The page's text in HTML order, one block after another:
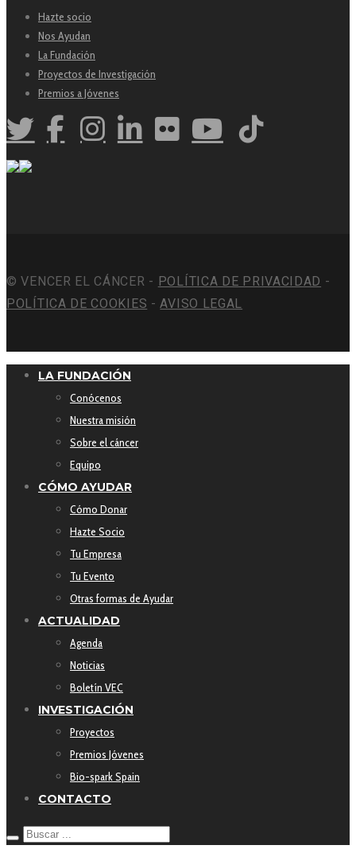
Hazte socio
Nos Ayudan
La Fundación
Proyectos de Investigación
Premios a Jóvenes
© VENCER EL CÁNCER - POLÍTICA DE PRIVACIDAD -
POLÍTICA DE COOKIES -AVISO LEGAL
LA FUNDACIÓN
Conócenos
Nuestra misión
Sobre el cáncer
Equipo
CÓMO AYUDAR
Cómo Donar
Hazte Socio
Tu Empresa
Tu Evento
Otras formas de Ayudar
ACTUALIDAD
Agenda
Noticias
Boletín VEC
INVESTIGACIÓN
Proyectos
Premios Jóvenes
Bio-spark Spain
CONTACTO